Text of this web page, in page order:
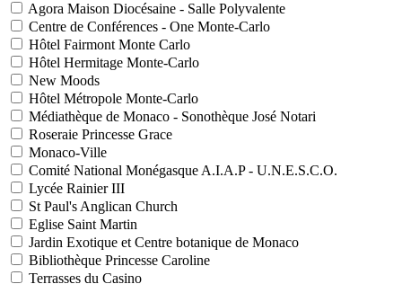
Agora Maison Diocésaine - Salle Polyvalente
Centre de Conférences - One Monte-Carlo
Hôtel Fairmont Monte Carlo
Hôtel Hermitage Monte-Carlo
New Moods
Hôtel Métropole Monte-Carlo
Médiathèque de Monaco - Sonothèque José Notari
Roseraie Princesse Grace
Monaco-Ville
Comité National Monégasque A.I.A.P - U.N.E.S.C.O.
Lycée Rainier III
St Paul's Anglican Church
Eglise Saint Martin
Jardin Exotique et Centre botanique de Monaco
Bibliothèque Princesse Caroline
Terrasses du Casino